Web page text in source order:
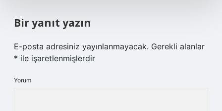
Bir yanıt yazın
E-posta adresiniz yayınlanmayacak. Gerekli alanlar
* ile işaretlenmişlerdir
Yorum